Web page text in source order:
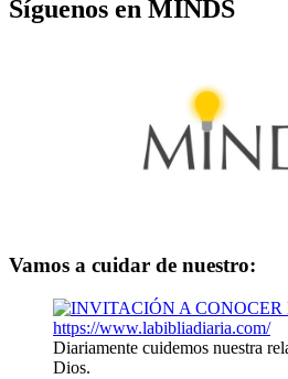
Síguenos en MINDS
Vamos a cuidar de nuestro:
Diariamente cuidemos nuestra
Dios.